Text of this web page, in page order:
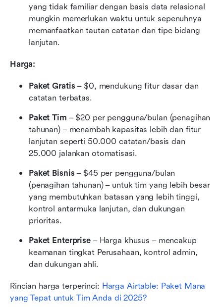
yang tidak familiar dengan basis data relasional
mungkin memerlukan waktu untuk sepenuhnya
memanfaatkan tautan catatan dan tipe bidang
lanjutan.
Harga:
Paket Gratis – $0, mendukung fitur dasar dan
catatan terbatas.
Paket Tim – $20 per pengguna/bulan (penagihan
tahunan) – menambah kapasitas lebih dan fitur
lanjutan seperti 50.000 catatan/basis dan
25.000 jalankan otomatisasi.
Paket Bisnis – $45 per pengguna/bulan
(penagihan tahunan) – untuk tim yang lebih besar
yang membutuhkan batasan yang lebih tinggi,
kontrol antarmuka lanjutan, dan dukungan
prioritas.
Paket Enterprise – Harga khusus – mencakup
keamanan tingkat Perusahaan, kontrol admin,
dan dukungan ahli.
Rincian harga terperinci: Harga Airtable: Paket Mana
yang Tepat untuk Tim Anda di 2025?